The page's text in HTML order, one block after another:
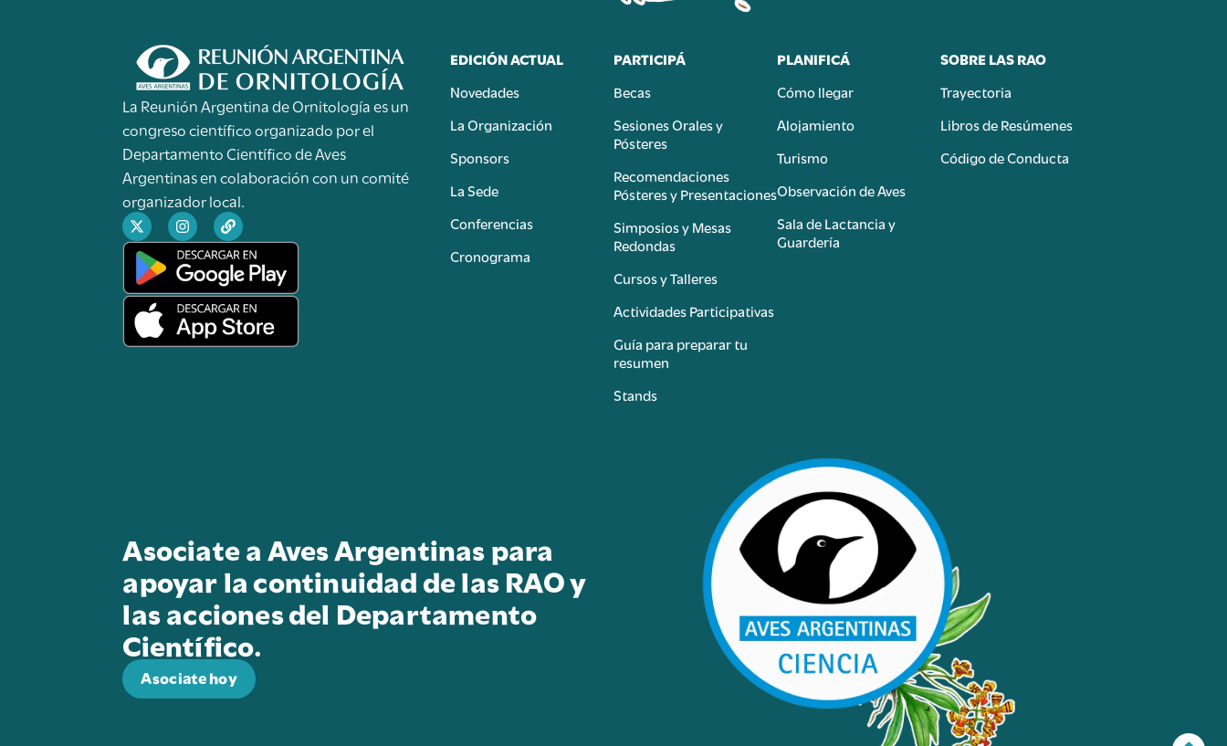
La Reunión Argentina de Ornitología es un
congreso científico organizado por el
Departamento Científico de Aves
Argentinas en colaboración con un comité
organizador local.
EDICIÓN ACTUAL
Novedades
La Organización
Sponsors
La Sede
Conferencias
Cronograma
PARTICIPÁ
Becas
Sesiones Orales y
Pósteres
Recomendaciones
Pósteres y Presentaciones
Simposios y Mesas
Redondas
Cursos y Talleres
Actividades Participativas
Guía para preparar tu
resumen
Stands
PLANIFICÁ
Cómo llegar
Alojamiento
Turismo
Observación de Aves
Sala de Lactancia y
Guardería
SOBRE LAS RAO
Trayectoria
Libros de Resúmenes
Código de Conducta
Asociate a Aves Argentinas para
apoyar la continuidad de las RAO y
las acciones del Departamento
Científico.
Asociate hoy